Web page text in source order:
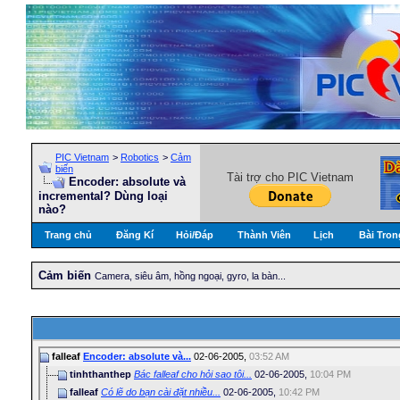
PIC Vietnam > Robotics > Cảm
biến
Encoder: absolute và
incremental? Dùng loại
nào?
Tài trợ cho PIC Vietnam
Trang chủ Đăng Kí Hỏi/Ðáp Thành Viên Lịch Bài
Cảm biến Camera, siêu âm, hồng ngoại, gyro, la bàn...
falleaf Encoder: absolute và... 02-06-2005, 03:52 AM
tinhthanthep Bác falleaf cho hỏi sao tôi... 02-06-2005, 10:04 PM
falleaf Có lẽ do bạn cài đặt nhiều... 02-06-2005, 10:42 PM